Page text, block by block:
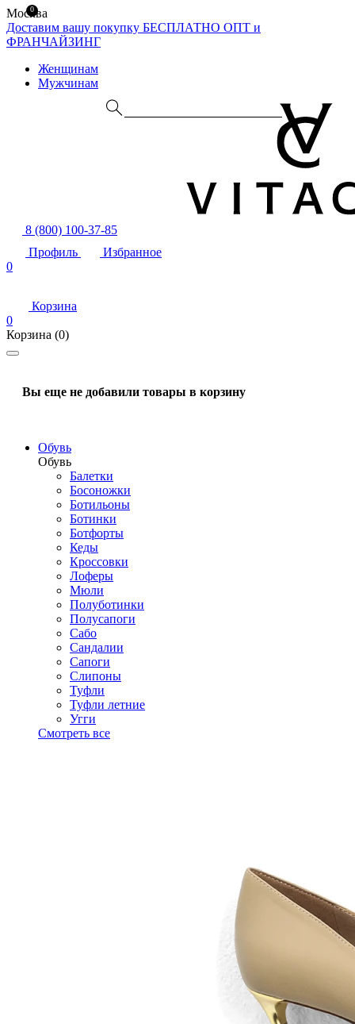
Москва
Доставим вашу покупку БЕСПЛАТНО ОПТ и
ФРАНЧАЙЗИНГ
Женщинам
Мужчинам
8 (800) 100-37-85
Профиль
Избранное
0
Корзина
0
Корзина (0)
Вы еще не добавили товары в корзину
Обувь
Обувь
Балетки
Босоножки
Ботильоны
Ботинки
Ботфорты
Кеды
Кроссовки
Лоферы
Мюли
Полуботинки
Полусапоги
Сабо
Сандалии
Сапоги
Слипоны
Туфли
Туфли летние
Угги
Смотреть все
0